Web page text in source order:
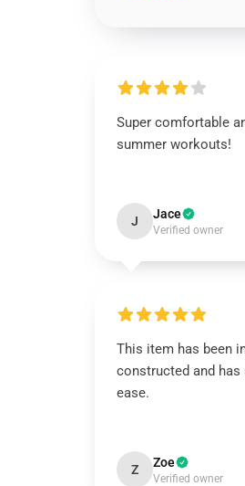
Super comfortable
summer workouts!
J Jace
Verified owner
This item has been
constructed and
ease.
Z Zoe
Verified owner